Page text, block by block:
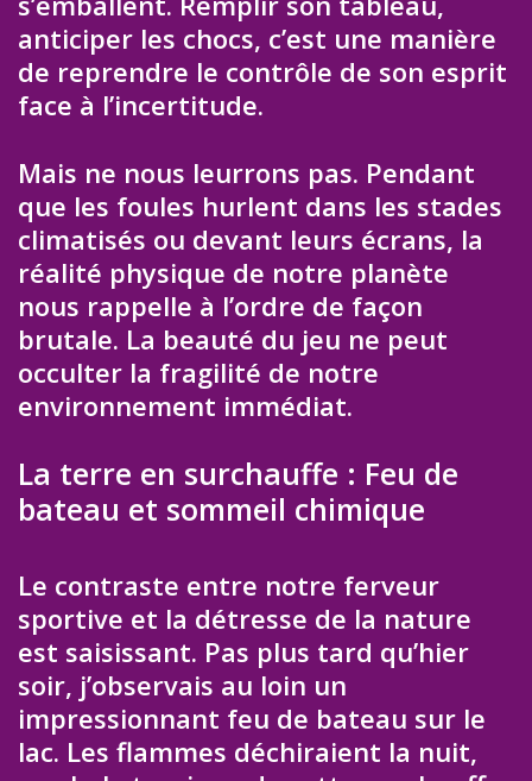
anticiper les chocs, c’est une manière
de reprendre le contrôle de son esprit
face à l’incertitude.
Mais ne nous leurrons pas. Pendant
que les foules hurlent dans les stades
climatisés ou devant leurs écrans, la
réalité physique de notre planète
nous rappelle à l’ordre de façon
brutale. La beauté du jeu ne peut
occulter la fragilité de notre
environnement immédiat.
La terre en surchauffe : Feu de
bateau et sommeil chimique
Le contraste entre notre ferveur
sportive et la détresse de la nature
est saisissant. Pas plus tard qu’hier
soir, j’observais au loin un
impressionnant feu de bateau sur le
lac. Les flammes déchiraient la nuit,